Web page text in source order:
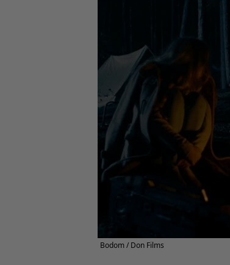
Bodom / Don Films